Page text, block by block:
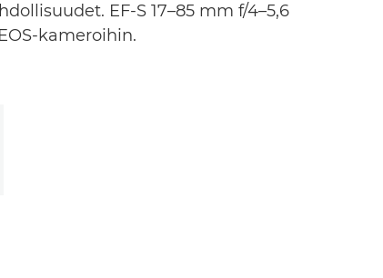
EF-S 17–85 mm f/4–5,6
kameroihin.